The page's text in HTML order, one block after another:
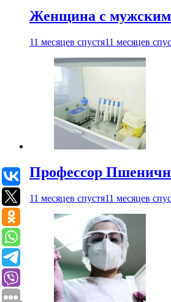
Женщина с мужским
11 месяцев спустя11 месяцев
Профессор
11 месяцев спустя11 месяцев